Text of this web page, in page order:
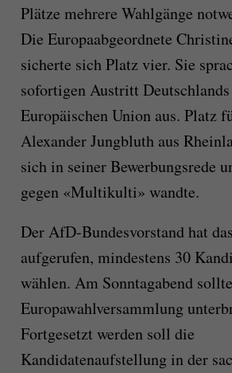
Plätze mehrere Wahlgänge
Die Europaabgeordnete
sicherte sich Platz vier. Sie
sofortigen Austritt Deutschlands
Europäischen Union aus. Platz
Alexander Jungbluth aus
sich in seiner Bewerbungsrede
gegen «Multikulti» wandte.
Der AfD-Bundesvorstand hat
aufgerufen, mindestens 30
wählen. Am Sonntagabend
Europawahlversammlung
Fortgesetzt werden soll die
Kandidatenaufstellung in der